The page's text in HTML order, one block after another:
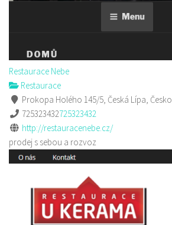
Restaurace Nebe
Restaurace
Prokopa Holého 145/5, Česká Lípa, Česko
725323432725323432
http://restauracenebe.cz/
prodej s sebou a rozvoz